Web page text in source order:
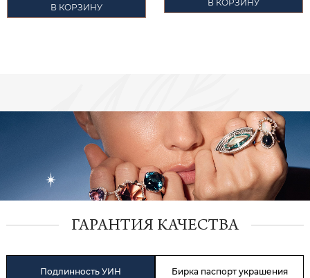
В КОРЗИНУ В КОРЗИНУ
ГАРАНТИЯ КАЧЕСТВА
Подлинность УИН Бирка паспорт украшения